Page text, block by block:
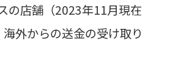
店舗（2023年11月現在
外からの送金の受け取り